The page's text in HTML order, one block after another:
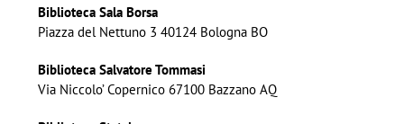
Biblioteca Sala Borsa
Piazza del Nettuno 3 40124 Bologna BO
Biblioteca Salvatore Tommasi
Via Niccolo’ Copernico 67100 Bazzano AQ